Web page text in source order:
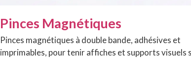
Pinces Magnétiques
Pinces magnétiques à double bande, adhésives et
imprimables, pour tenir affiches et supports visuels